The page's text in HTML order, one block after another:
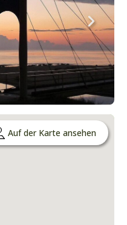
Auf der Karte ansehen